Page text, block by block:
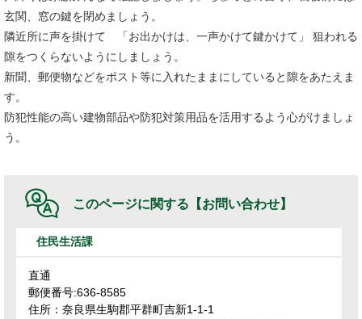
玄関、窓の鍵を閉めましょう。
隣近所に声を掛けて 「お出かけは、一声かけて鍵かけて」 狙われる
隙をつくらないようにしましょう。
新聞、郵便物などをポスト等に入れたままにしていると隙をあたえま
す。
防犯性能の高い建物部品や防犯対策用品を活用するよう心がけましょ
う。
このページに関する 【お問い合わせ】
住民生活課
直通
郵便番号:636-8585
住所：奈良県生駒郡平群町吉新1-1-1